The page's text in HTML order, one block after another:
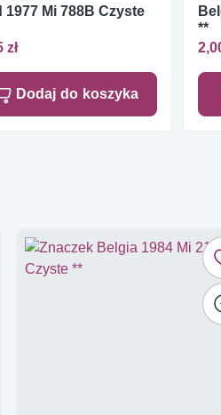
1977 Mi 788B Czyste
zł
Dodaj do koszyka
**